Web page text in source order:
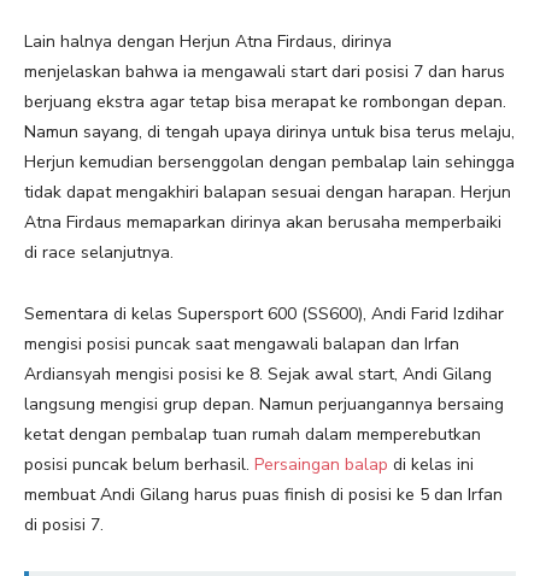
Lain halnya dengan Herjun Atna Firdaus, dirinya
menjelaskan bahwa ia mengawali start dari posisi 7 dan harus
berjuang ekstra agar tetap bisa merapat ke rombongan depan.
Namun sayang, di tengah upaya dirinya untuk bisa terus melaju,
Herjun kemudian bersenggolan dengan pembalap lain sehingga
tidak dapat mengakhiri balapan sesuai dengan harapan. Herjun
Atna Firdaus memaparkan dirinya akan berusaha memperbaiki
di race selanjutnya.
Sementara di kelas Supersport 600 (SS600), Andi Farid Izdihar
mengisi posisi puncak saat mengawali balapan dan Irfan
Ardiansyah mengisi posisi ke 8. Sejak awal start, Andi Gilang
langsung mengisi grup depan. Namun perjuangannya bersaing
ketat dengan pembalap tuan rumah dalam memperebutkan
posisi puncak belum berhasil. Persaingan balap di kelas ini
membuat Andi Gilang harus puas finish di posisi ke 5 dan Irfan
di posisi 7.